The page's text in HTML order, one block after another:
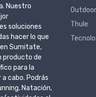
Nuestro
soluciones
hacer lo que
Sumitate,
producto de
para la
cabo. Podrás
Natación,
Outdoor
Thule